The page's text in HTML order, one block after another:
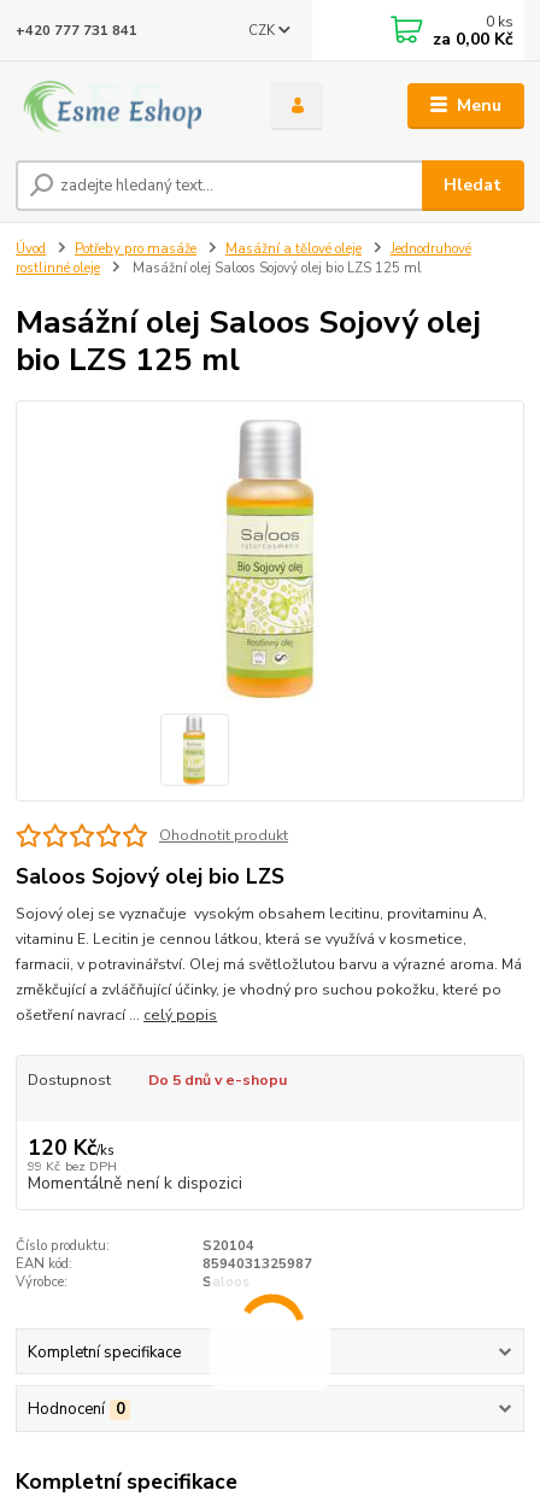
Menu
CZK
Hledat
+420 777 731 841 0 ks
za 0,00 Kč
Úvod Potřeby pro masáže Masážní a tělové oleje
Jednodruhové
rostlinné oleje
Masážní olej Saloos Sojový olej bio LZS 125 ml
Masážní olej Saloos Sojový olej
bio LZS 125 ml
Ohodnotit produkt
Saloos Sojový olej bio LZS
Sojový olej se vyznačuje vysokým obsahem lecitinu, provitaminu A,
vitaminu E. Lecitin je cennou látkou, která se využívá v kosmetice,
farmacii, v potravinářství. Olej má světložlutou barvu a výrazné aroma. Má
změkčující a zvláčňující účinky, je vhodný pro suchou pokožku, které po
ošetření navrací ... celý popis
Dostupnost Do 5 dnů v e-shopu
120 Kč/ks
99 Kč bez DPH
Momentálně není k dispozici
Číslo produktu:
S20104
EAN kód:
8594031325987
Výrobce:
Saloos
Kompletní specifikace
Hodnocení 0
Kompletní specifikace